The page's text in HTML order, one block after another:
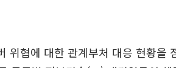
위협에 대한 관계부처 대응 현황을